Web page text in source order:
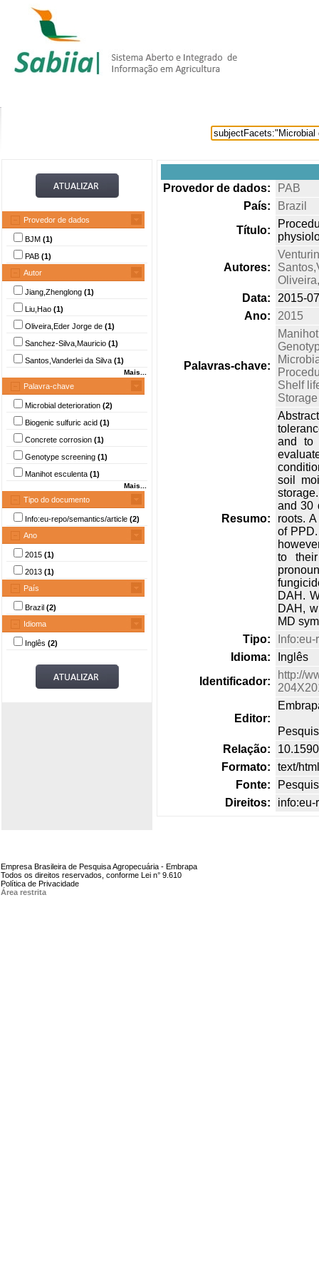
Provedor de dados
BJM (1)
PAB (1)
Autor
Jiang,Zhenglong (1)
Liu,Hao (1)
Oliveira,Eder Jorge de (1)
Sanchez-Silva,Mauricio (1)
Santos,Vanderlei da Silva (1)
Mais...
Palavra-chave
Microbial deterioration (2)
Biogenic sulfuric acid (1)
Concrete corrosion (1)
Genotype screening (1)
Manihot esculenta (1)
Mais...
Tipo do documento
Info:eu-repo/semantics/article (2)
Ano
2015 (1)
2013 (1)
País
Brazil (2)
Idioma
Inglês (2)
Provedor de dados:
PAB
País:
Brazil
Título:
Autores:
Data:
2015-
Ano:
2015
Palavras-chave:
Shelf
Resumo:
and to
soil
and 30
roots.
of
to
DAH.
DAH,
MD
Tipo:
Idioma:
Inglês
Identificador:
http://
Editor:
Relação:
Formato:
text/html
Fonte:
Direitos:
info:eu-
Empresa Brasileira de Pesquisa Agropecuária - Embrapa
Todos os direitos reservados, conforme Lei n° 9.610
Política de Privacidade
Área restrita